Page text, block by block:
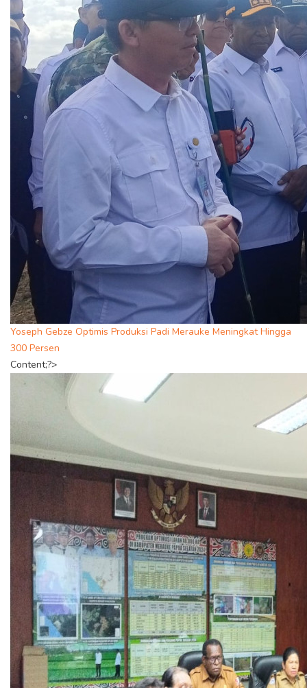
Yoseph Gebze Optimis Produksi Padi Merauke Meningkat Hingga
300 Persen
Content;?>